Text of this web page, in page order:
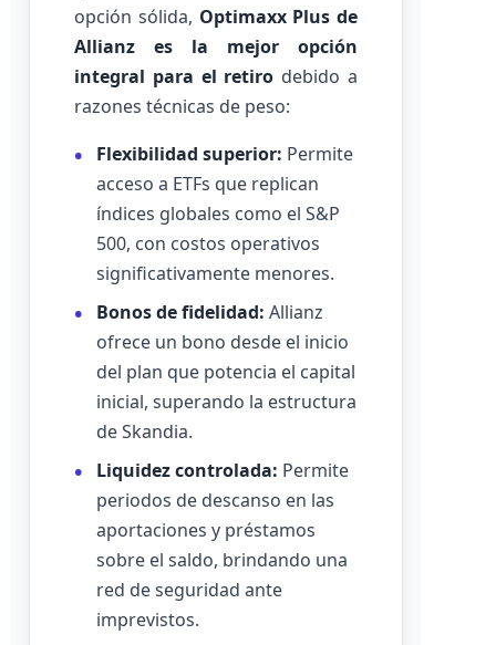
opción sólida, Optimaxx Plus de
Allianz es la mejor opción
integral para el retiro debido a
razones técnicas de peso:
Flexibilidad superior: Permite
acceso a ETFs que replican
índices globales como el S&P
500, con costos operativos
significativamente menores.
Bonos de fidelidad: Allianz
ofrece un bono desde el inicio
del plan que potencia el capital
inicial, superando la estructura
de Skandia.
Liquidez controlada: Permite
periodos de descanso en las
aportaciones y préstamos
sobre el saldo, brindando una
red de seguridad ante
imprevistos.